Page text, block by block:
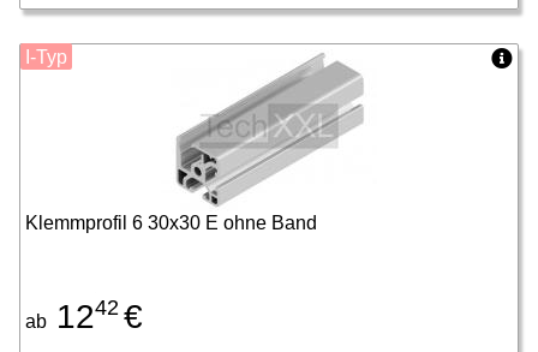
Klemmprofil 6 30x30 E ohne Band
ab 1242 €
I-Typ